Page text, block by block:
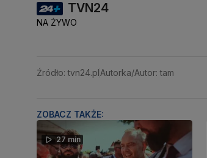
TVN24
NA ŻYWO
Źródło: tvn24.plAutorka/Autor: tam
ZOBACZ TAKŻE:
27 min